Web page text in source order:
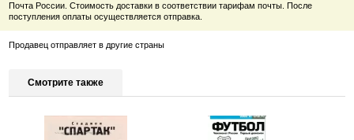
Почта России. Стоимость доставки в соответствии тарифам почты. После
поступления оплаты осуществляется отправка.
Продавец отправляет в другие страны
Смотрите также